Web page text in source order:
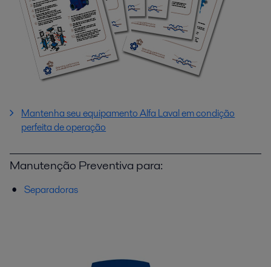
Mantenha seu equipamento Alfa Laval em condição
perfeita de operação
Manutenção Preventiva para:
Separadoras